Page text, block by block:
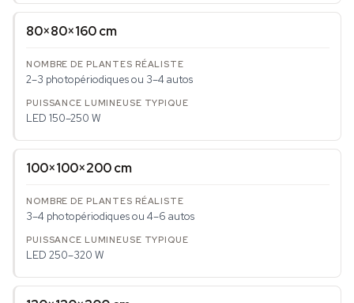
80×80×160 cm
2–3 photopériodiques ou 3–4 autos
LED 150–250 W
100×100×200 cm
3–4 photopériodiques ou 4–6 autos
LED 250–320 W